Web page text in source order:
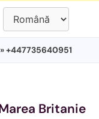
» +447735640951
Britanie